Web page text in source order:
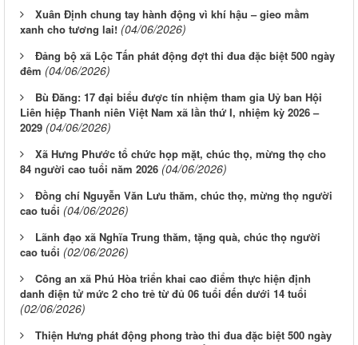
Xuân Định chung tay hành động vì khí hậu – gieo mầm
xanh cho tương lai! (04/06/2026)
Đảng bộ xã Lộc Tấn phát động đợt thi đua đặc biệt 500 ngày
đêm (04/06/2026)
Bù Đăng: 17 đại biểu được tín nhiệm tham gia Uỷ ban Hội
Liên hiệp Thanh niên Việt Nam xã lần thứ I, nhiệm kỳ 2026 –
2029 (04/06/2026)
Xã Hưng Phước tổ chức họp mặt, chúc thọ, mừng thọ cho
84 người cao tuổi năm 2026 (04/06/2026)
Đồng chí Nguyễn Văn Lưu thăm, chúc thọ, mừng thọ người
cao tuổi (04/06/2026)
Lãnh đạo xã Nghĩa Trung thăm, tặng quà, chúc thọ người
cao tuổi (02/06/2026)
Công an xã Phú Hòa triển khai cao điểm thực hiện định
danh điện tử mức 2 cho trẻ từ đủ 06 tuổi đến dưới 14 tuổi
(02/06/2026)
Thiện Hưng phát động phong trào thi đua đặc biệt 500 ngày